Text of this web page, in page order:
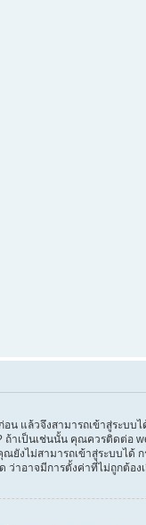
แล้วจึงสามารถเข้าสู่ระบบไ
เป็นเช่นนั้น คุณควรติดต่อ
งไม่สามารถเข้าสู่ระบบได้
ว่าอาจมีการตั้งค่าที่ไม่ถูกต้อง